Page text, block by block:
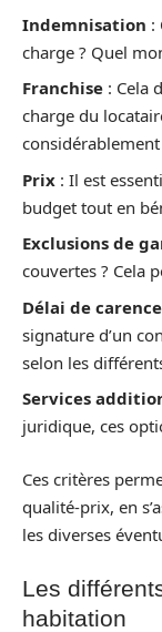
Indemnisation :
charge ? Quel
Franchise : Cela
charge du
considérablement
Prix : Il est
budget tout en
Exclusions de
couvertes ? Cela
Délai de carence
signature d’un
selon les
Services
juridique, ces
Ces critères
qualité-prix, en
les diverses
Les
habitation